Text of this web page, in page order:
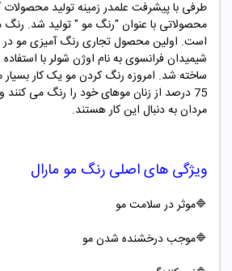
طرفی با پیشرفت علمدر زمینه تولید
محصولاتی با عنوان "رنگ مو "تولید شد. رنگ
شیمیدان فرانسوی به نام اوژن شولر با
ساخته شد. امروزه رنگ کردن مو یک کار
75 درصد از زنان موهای خود را رنگ می
مردان به دنبال این کار هستند.
ویژگی های اصلی رنگ مو مارال
🔷موثر در سلامت مو
🔷موجب درخشنده شدن مو